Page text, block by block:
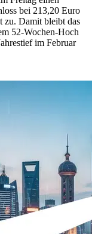
bei 213,20 Euro
zu. Damit bleibt das
52-Wochen-Hoch
im Februar